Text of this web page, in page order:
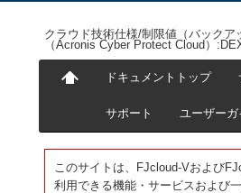
クラウド技術仕様/制限値（バックア
（Acronis Cyber Protect Cloud）
ドキュメントトップ
サポート ユーザーガ
このサイトは、FJcloud-Vおよび
利用できる機能・サービスおよび